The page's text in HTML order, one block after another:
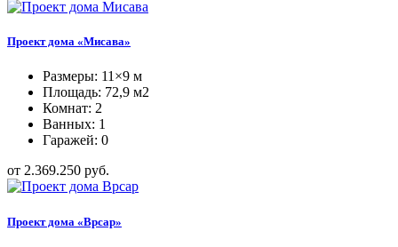
Проект дома «Мисава»
Размеры: 11×9 м
Площадь: 72,9 м2
Комнат: 2
Ванных: 1
Гаражей: 0
от 2.369.250 руб.
Проект дома «Врсар»